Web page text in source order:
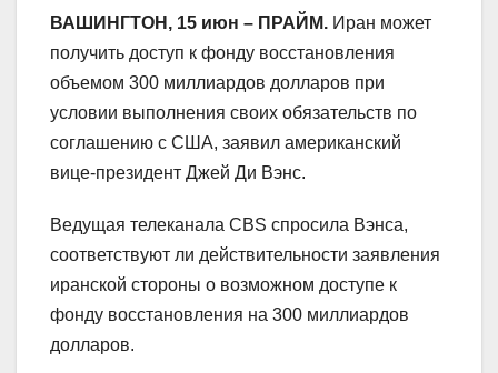
ВАШИНГТОН, 15 июн – ПРАЙМ. Иран может
получить доступ к фонду восстановления
объемом 300 миллиардов долларов при
условии выполнения своих обязательств по
соглашению с США, заявил американский
вице-президент Джей Ди Вэнс.
Ведущая телеканала CBS спросила Вэнса,
соответствуют ли действительности заявления
иранской стороны о возможном доступе к
фонду восстановления на 300 миллиардов
долларов.